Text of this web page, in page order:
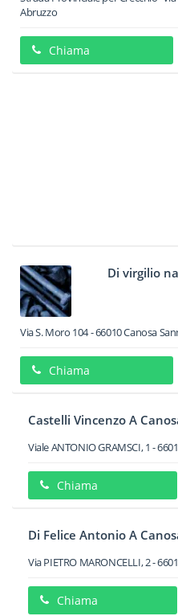
Abruzzo
Chiama
Di virgilio
Via S. Moro 104-66010Canosa
Chiama
Castelli Vincenzo A
Viale ANTONIO GRAMSCI, 1 -
Chiama
Di Felice Antonio A
Via PIETRO MARONCELLI, 2-
Chiama